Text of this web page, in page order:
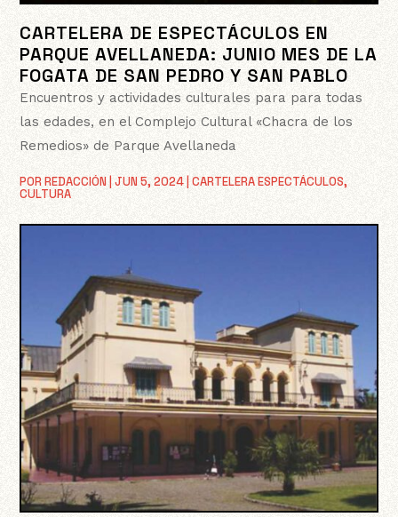
CARTELERA DE ESPECTÁCULOS EN
PARQUE AVELLANEDA: JUNIO MES DE LA
FOGATA DE SAN PEDRO Y SAN PABLO
PORREDACCIÓN |JUN 5, 2024 |CARTELERA ESPECTÁCULOS,
CULTURA
Encuentros y actividades culturales para para todas
las edades, en el Complejo Cultural «Chacra de los
Remedios» de Parque Avellaneda